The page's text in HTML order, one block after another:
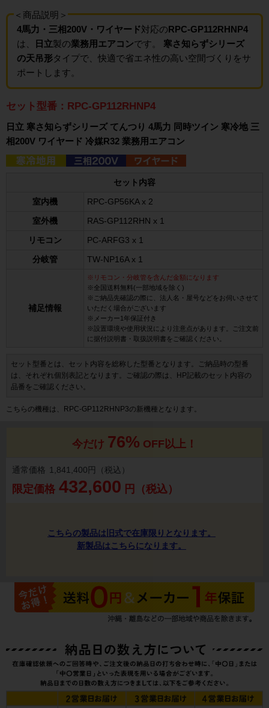
＜商品説明＞
4馬力・三相200V・ワイヤード対応のRPC-GP112RHNP4
は、
日立製の業務用エアコンです。 寒さ知らずシリーズ
の天吊形タイプで、快適で省エネ性の高い空間づくりをサ
ポートします。
セット型番：RPC-GP112RHNP4
日立 寒さ知らずシリーズ てんつり 4馬力 同時ツイン 寒冷地 三
相200V ワイヤード 冷媒R32 業務用エアコン
セット内容
室内機 RPC-GP56KA x 2
室外機 RAS-GP112RHN x 1
リモコン PC-ARFG3 x 1
分岐管 TW-NP16A x 1
補足情報
※リモコン・分岐管を含んだ金額になります
※全国送料無料(一部地域を除く)
※ご納品先確認の際に、法人名・屋号などをお伺いさせて
いただく場合がございます
※メーカー1年保証付き
※設置環境や使用状況により注意点があります。ご注文前
に据付説明書・取扱説明書をご確認ください。
セット型番とは、セット内容を総称した型番となります。ご納品時の型番
は、それぞれ個別表記となります。ご確認の際は、HP記載のセット内容の
品番をご確認ください。
こちらの機種は、RPC-GP112RHNP3の新機種となります。
今だけ 76% OFF以上！
通常価格 1,841,400円（税込）
限定価格 432,600 円（税込）
こちらの製品は旧式で在庫限りとなります。
新製品はこちらになります。